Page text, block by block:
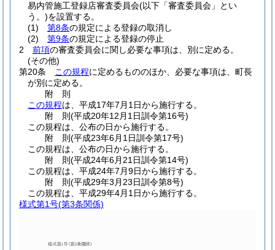
易内管施工登録店審査委員会(以下「審査委員会」とい
う。)を設置する。
(1)
第8条の規定による登録の取消し
(2)
第9条の規定による登録の停止
2
前項の審査委員会に関し必要な事項は、別に定める。
(その他)
第20条
この規程に定めるもののほか、必要な事項は、町長
が別に定める。
附 則
この規程は、平成17年7月1日から施行する。
附 則(平成20年12月1日訓令第16号)
この規程は、公布の日から施行する。
附 則(平成23年6月1日訓令第17号)
この規程は、公布の日から施行する。
附 則(平成24年6月21日訓令第14号)
この規程は、平成24年7月9日から施行する。
附 則(平成29年3月23日訓令第8号)
この規程は、平成29年4月1日から施行する。
様式第1号(第3条関係)